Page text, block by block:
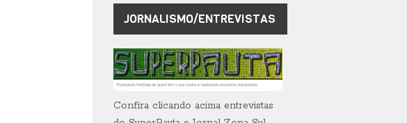
JORNALISMO/ENTREVISTAS
Confira clicando acima entrevistas